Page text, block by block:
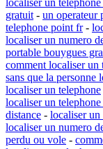
gratuit - un operateur
telephone point fr-
localiser un numero
portable bouygues
comment localiser un
sans que la personne
localiser un telephone
localiser un
distance - localiser un
localiser un numero
perdu ou vole -